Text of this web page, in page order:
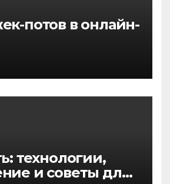
потов в онлайн-
технологии,
и советы для